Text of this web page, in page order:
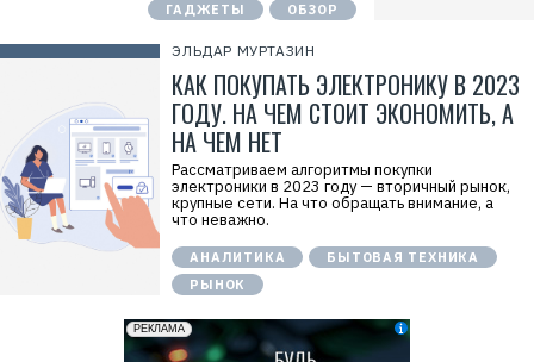
ГАДЖЕТЫ
ОБЗОР
ЭЛЬДАР МУРТАЗИН
КАК ПОКУПАТЬ ЭЛЕКТРОНИКУ В 2023
ГОДУ. НА ЧЕМ СТОИТ ЭКОНОМИТЬ, А
НА ЧЕМ НЕТ
Рассматриваем алгоритмы покупки
электроники в 2023 году — вторичный рынок,
крупные сети. На что обращать внимание, а
что неважно.
АНАЛИТИКА
БЫТОВАЯ ТЕХНИКА
РЫНОК